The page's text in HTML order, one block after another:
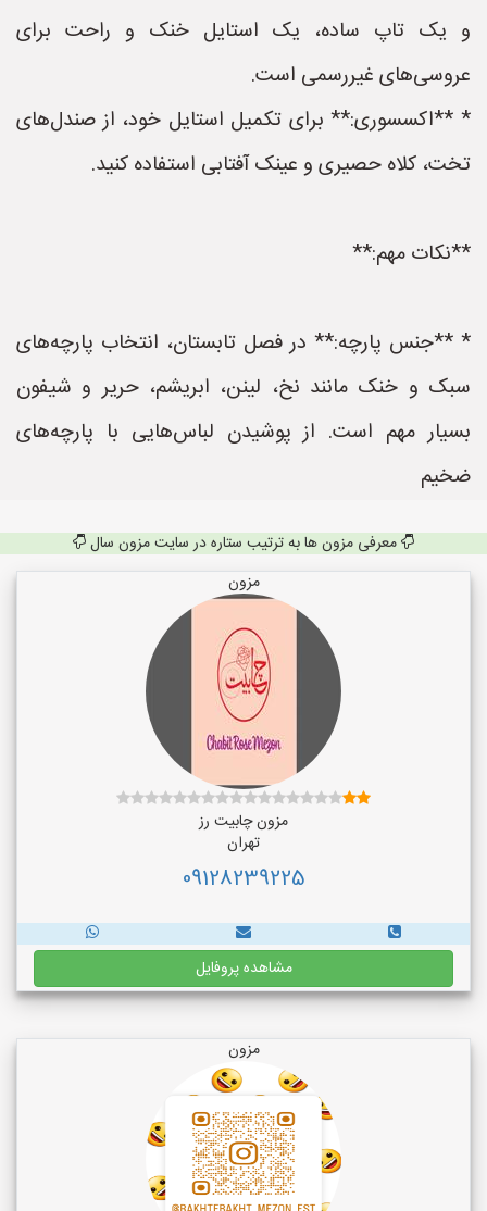
و یک تاپ ساده، یک استایل خنک و راحت برای
عروسی‌های غیررسمی است.
* **اکسسوری:** برای تکمیل استایل خود، از صندل‌های
تخت، کلاه حصیری و عینک آفتابی استفاده کنید.
**نکات مهم:**
* **جنس پارچه:** در فصل تابستان، انتخاب پارچه‌های
سبک و خنک مانند نخ، لینن، ابریشم، حریر و شیفون
بسیار مهم است. از پوشیدن لباس‌هایی با پارچه‌های
ضخیم
معرفی مزون ها به ترتیب ستاره در سایت مزون سال
مزون
مزون چابیت رز
تهران
09128239225
مشاهده پروفایل
مزون